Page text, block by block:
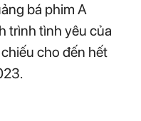
bá phim A
trình tình yêu của
cho đến hết